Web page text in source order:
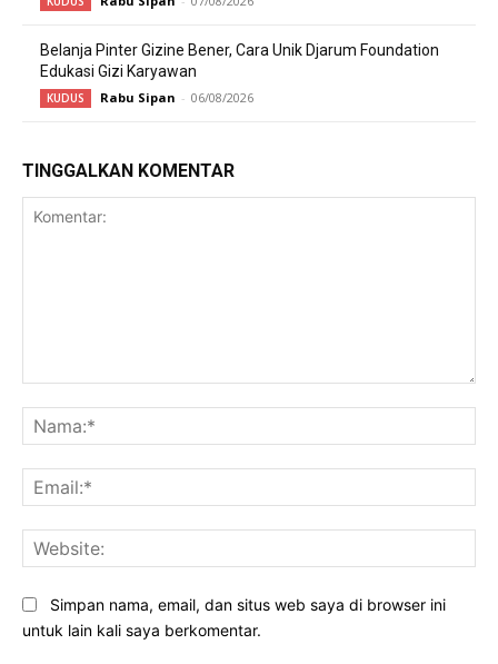
Belanja Pinter Gizine Bener, Cara Unik Djarum Foundation
Edukasi Gizi Karyawan
KUDUS Rabu Sipan - 06/08/2026
TINGGALKAN KOMENTAR
Simpan nama, email, dan situs web saya di browser ini
untuk lain kali saya berkomentar.